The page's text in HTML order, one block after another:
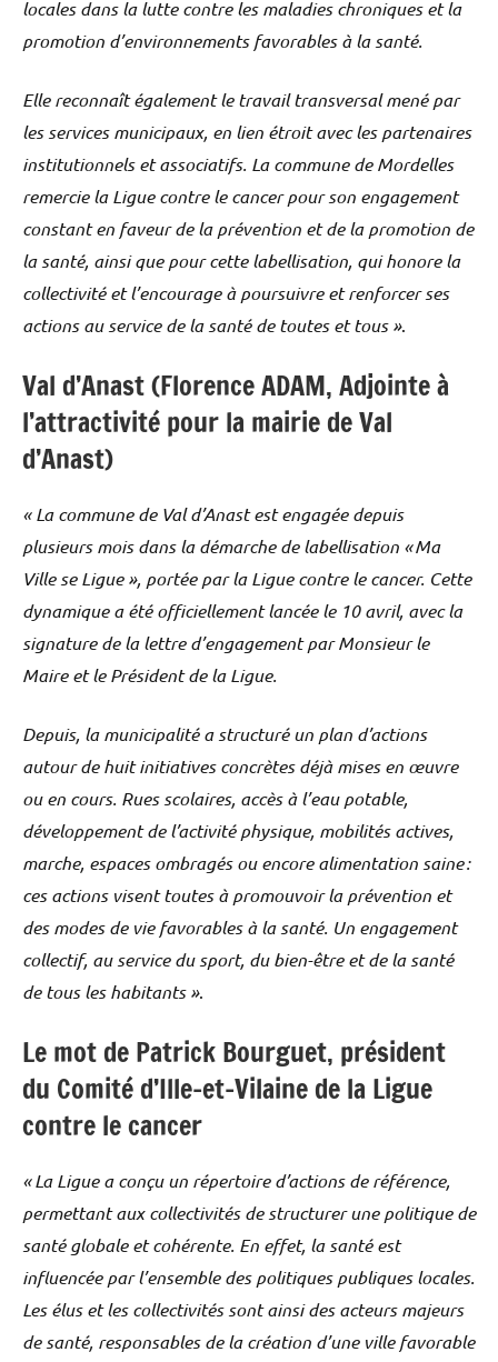
locales dans la lutte contre les maladies chroniques et la
promotion d’environnements favorables à la santé.
Elle reconnaît également le travail transversal mené par
les services municipaux, en lien étroit avec les partenaires
institutionnels et associatifs. La commune de Mordelles
remercie la Ligue contre le cancer pour son engagement
constant en faveur de la prévention et de la promotion de
la santé, ainsi que pour cette labellisation, qui honore la
collectivité et l’encourage à poursuivre et renforcer ses
actions au service de la santé de toutes et tous ».
Val d’Anast (Florence ADAM, Adjointe à
l’attractivité pour la mairie de Val
d’Anast)
« La commune de Val d’Anast est engagée depuis
plusieurs mois dans la démarche de labellisation « Ma
Ville se Ligue », portée par la Ligue contre le cancer. Cette
dynamique a été officiellement lancée le 10 avril, avec la
signature de la lettre d’engagement par Monsieur le
Maire et le Président de la Ligue.
Depuis, la municipalité a structuré un plan d’actions
autour de huit initiatives concrètes déjà mises en œuvre
ou en cours. Rues scolaires, accès à l’eau potable,
développement de l’activité physique, mobilités actives,
marche, espaces ombragés ou encore alimentation saine :
ces actions visent toutes à promouvoir la prévention et
des modes de vie favorables à la santé. Un engagement
collectif, au service du sport, du bien-être et de la santé
de tous les habitants ».
Le mot de Patrick Bourguet, président
du Comité d’Ille-et-Vilaine de la Ligue
contre le cancer
« La Ligue a conçu un répertoire d’actions de référence,
permettant aux collectivités de structurer une politique de
santé globale et cohérente. En effet, la santé est
influencée par l’ensemble des politiques publiques locales.
Les élus et les collectivités sont ainsi des acteurs majeurs
de santé, responsables de la création d’une ville favorable